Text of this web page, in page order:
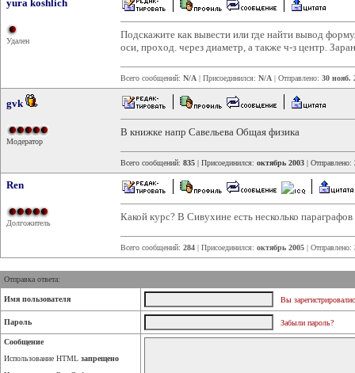
yura koshlich
Удален
Подскажите как вывести или где найти вывод
оси, проход. через диаметр, а также ч-з центр.
Всего сообщений: N/A | Присоединился: N/A | Отправлено: 30 нояб.
gvk
Модератор
В книжке напр Савельева Общая физика
Всего сообщений: 835 | Присоединился: октябрь 2003 | Отправлено:
Ren
Долгожитель
Какой курс? В Сивухине есть несколько
Всего сообщений: 284 | Присоединился: октябрь 2005 | Отправлено:
Отправка ответа:
Имя пользователя Вы
Пароль Забыли пароль?
Сообщение
Использование HTML запрещено